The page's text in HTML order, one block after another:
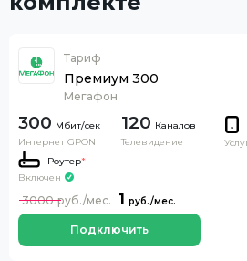
Тариф
Премиум 300
Мегафон
300
Интернет GPON
120 Каналов
Телевидение
Роутер*
Включен
1
3000
Подключить